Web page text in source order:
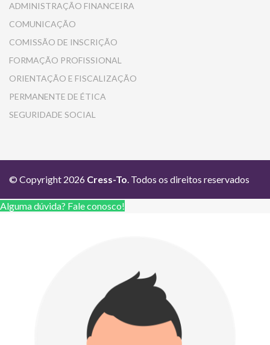
ADMINISTRAÇÃO FINANCEIRA
COMUNICAÇÃO
COMISSÃO DE INSCRIÇÃO
FORMAÇÃO PROFISSIONAL
ORIENTAÇÃO E FISCALIZAÇÃO
PERMANENTE DE ÉTICA
SEGURIDADE SOCIAL
© Copyright 2026 Cress-To. Todos os direitos reservados
Alguma dúvida? Fale conosco!